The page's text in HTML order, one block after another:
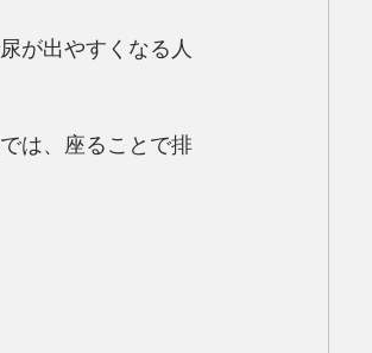
が出やすくなる人
は、座ることで排